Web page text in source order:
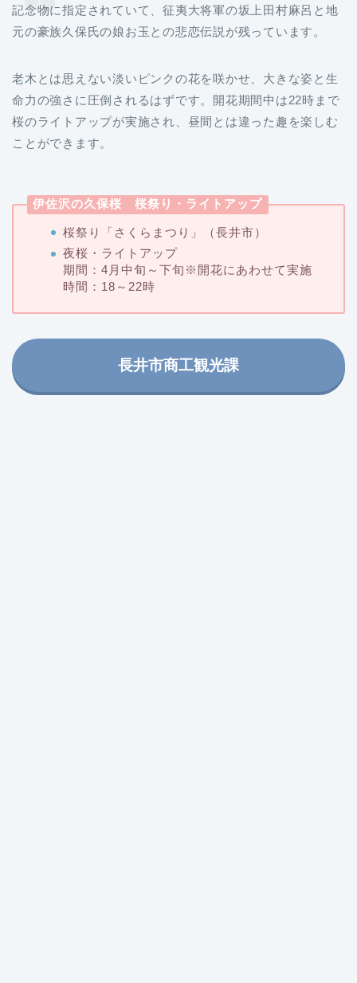
記念物に指定されていて、征夷大将軍の坂上田村麻呂と地
元の豪族久保氏の娘お玉との悲恋伝説が残っています。
老木とは思えない淡いピンクの花を咲かせ、大きな姿と生
命力の強さに圧倒されるはずです。開花期間中は22時まで
桜のライトアップが実施され、昼間とは違った趣を楽しむ
ことができます。
伊佐沢の久保桜 桜祭り・ライトアップ
桜祭り「さくらまつり」（長井市）
夜桜・ライトアップ
期間：4月中旬～下旬※開花にあわせて実施
時間：18～22時
長井市商工観光課